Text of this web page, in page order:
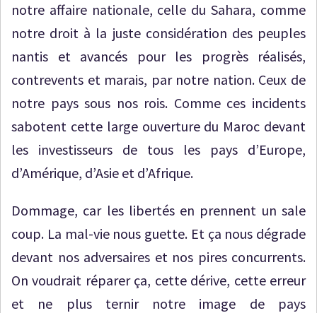
notre affaire nationale, celle du Sahara, comme
notre droit à la juste considération des peuples
nantis et avancés pour les progrès réalisés,
contrevents et marais, par notre nation. Ceux de
notre pays sous nos rois. Comme ces incidents
sabotent cette large ouverture du Maroc devant
les investisseurs de tous les pays d’Europe,
d’Amérique, d’Asie et d’Afrique.
Dommage, car les libertés en prennent un sale
coup. La mal-vie nous guette. Et ça nous dégrade
devant nos adversaires et nos pires concurrents.
On voudrait réparer ça, cette dérive, cette erreur
et ne plus ternir notre image de pays